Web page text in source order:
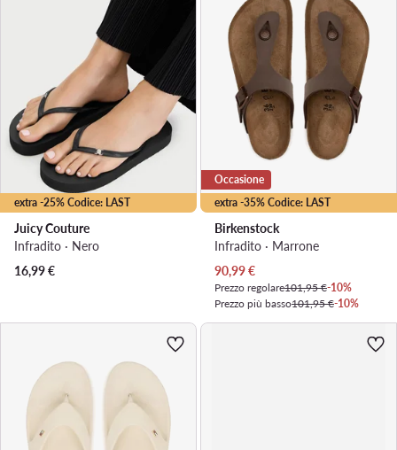
extra -25% Codice: LAST
Juicy Couture
Infradito · Nero
16,99€
extra -35% Codice: LAST
Occasione
Birkenstock
Infradito · Marrone
Prezzo attuale
90,99€
Prezzo regolare101,95 €-10%
Prezzo più basso101,95 €-10%